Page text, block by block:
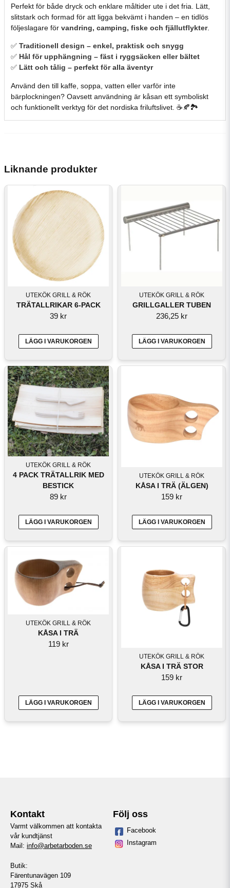
Perfekt för både dryck och enklare måltider ute i det fria. Lätt,
slitstark och formad för att ligga bekvämt i handen – en tidlös
följeslagare för vandring, camping, fiske och fjällutflykter.
✅ Traditionell design – enkel, praktisk och snygg
✅ Hål förupphängning – fäst i ryggsäcken eller bältet
✅ Lätt och tålig – perfekt föralla äventyr
Använd den till kaffe, soppa, vatten eller varför inte
bärplockningen? Oavsett användning är kåsan ett symboliskt
och funktionellt verktyg för det nordiska friluftslivet. ☕🍂🏞️
Liknande produkter
UTEKÖK GRILL & RÖK
TRÄTALLRIKAR 6-PACK
39 kr
LÄGG I VARUKORGEN
UTEKÖK GRILL & RÖK
GRILLGALLER TUBEN
236,25 kr
LÄGG I VARUKORGEN
UTEKÖK GRILL & RÖK
4 PACK TRÄTALLRIK MED
BESTICK
89 kr
LÄGG I VARUKORGEN
UTEKÖK GRILL & RÖK
KÅSA I TRÄ (ÄLGEN)
159 kr
LÄGG I VARUKORGEN
UTEKÖK GRILL & RÖK
KÅSA I TRÄ
119 kr
LÄGG I VARUKORGEN
UTEKÖK GRILL & RÖK
KÅSA I TRÄ STOR
159 kr
LÄGG I VARUKORGEN
Kontakt
Varmt välkommen att kontakta
vår kundtjänst
Mail: info@arbetarboden.se
Butik:
Färentunavägen 109
17975 Skå
Följ oss
Facebook
Instagram